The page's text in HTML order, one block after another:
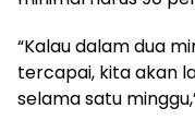
“Kalau dalam dua
tercapai, kita akan
selama satu